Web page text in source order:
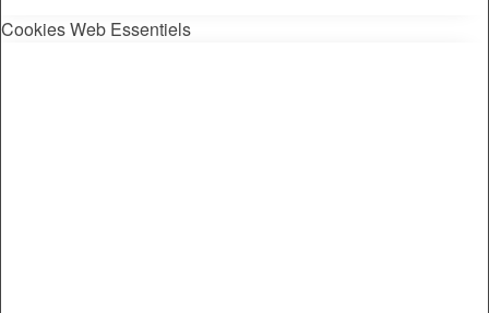
Cookies Web Essentiels